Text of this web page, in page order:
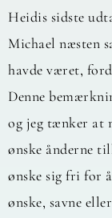
Heidis sidste
Michael næsten
havde været,
Denne
og jeg tænker at
ønske ånderne
ønske sig fri for
ønske, savne